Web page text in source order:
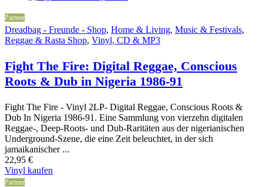
Partner
Dreadbag - Freunde - Shop, Home & Living, Music & Festivals,
Reggae & Rasta Shop, Vinyl, CD & MP3
Fight The Fire: Digital Reggae, Conscious
Roots & Dub in Nigeria 1986-91
Fight The Fire - Vinyl 2LP- Digital Reggae, Conscious Roots &
Dub In Nigeria 1986-91. Eine Sammlung von vierzehn digitalen
Reggae-, Deep-Roots- und Dub-Raritäten aus der nigerianischen
Underground-Szene, die eine Zeit beleuchtet, in der sich
jamaikanischer ...
22,95 €
Vinyl kaufen
Partner